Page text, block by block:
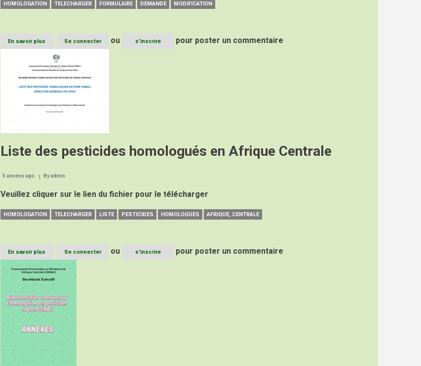
HOMOLOGATION TELECHARGER FORMULAIRE DEMANDE MODIFICATION
En savoir plus
Formulaire
de
demande
modification
d’homologation
Se connecter ou s'inscrire
pour poster un commentaire
Liste des pesticides homologués en Afrique Centrale
5 années ago Byadmin
Veuillez cliquer sur le lien du fichier pour le télécharger
HOMOLOGATION TELECHARGER LISTE PESTICIDES HOMOLOGUES AFRIQUE, CENTRALE
En savoir plus
Liste
des
pesticides
homologués
en
Afrique
Centrale
Se connecter ou s'inscrire
pour poster un commentaire
Image